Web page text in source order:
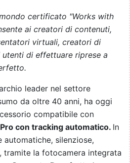
certificato "Works with
ai creatori di contenuti,
virtuali, creatori di
di effettuare riprese a
leader nel settore
da oltre 40 anni, ha oggi
compatibile con
con tracking automatico. In
silenziose,
la fotocamera integrata